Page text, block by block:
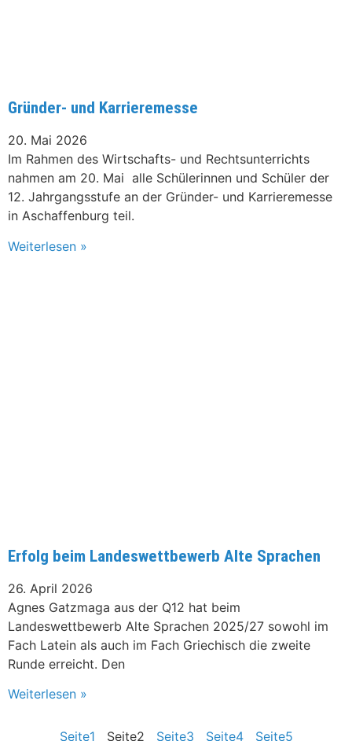
Gründer- und Karrieremesse
20. Mai 2026
Im Rahmen des Wirtschafts- und Rechtsunterrichts
nahmen am 20. Mai alle Schülerinnen und Schüler der
12. Jahrgangsstufe an der Gründer- und Karrieremesse
in Aschaffenburg teil.
Weiterlesen »
Erfolg beim Landeswettbewerb Alte Sprachen
26. April 2026
Agnes Gatzmaga aus der Q12 hat beim
Landeswettbewerb Alte Sprachen 2025/27 sowohl im
Fach Latein als auch im Fach Griechisch die zweite
Runde erreicht. Den
Weiterlesen »
Seite1 Seite2 Seite3 Seite4 Seite5